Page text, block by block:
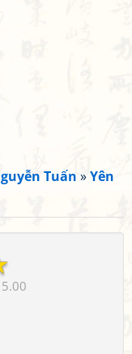
Tuấn »Yên
5.00